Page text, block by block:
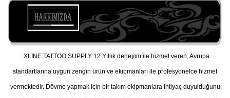
XLINE TATTOO SUPPLY 12 Yıllık deneyim ile hizmet veren, Avrupa
standartlarına uygun zengin ürün ve ekipmanları ile profesyonelce hizmet
vermektedir. Dövme yapmak için bir takım ekipmanlara ihtiyaç duyulduğunu